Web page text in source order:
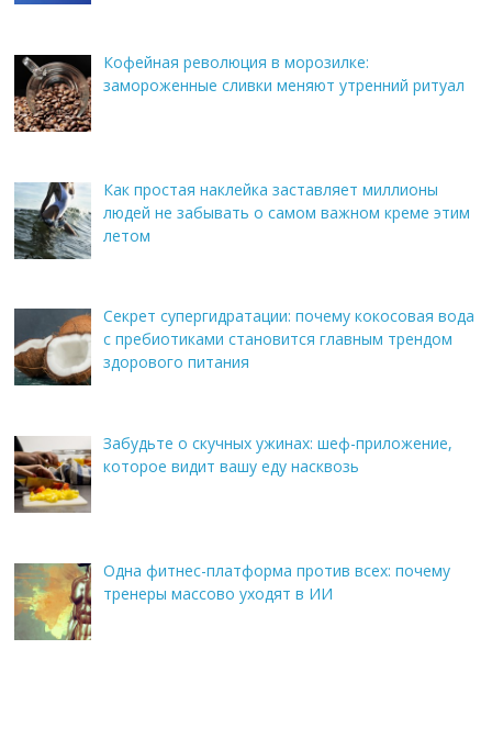
Кофейная революция в морозилке:
замороженные сливки меняют утренний ритуал
Как простая наклейка заставляет миллионы
людей не забывать о самом важном креме этим
летом
Секрет супергидратации: почему кокосовая вода
с пребиотиками становится главным трендом
здорового питания
Забудьте о скучных ужинах: шеф-приложение,
которое видит вашу еду насквозь
Одна фитнес-платформа против всех: почему
тренеры массово уходят в ИИ